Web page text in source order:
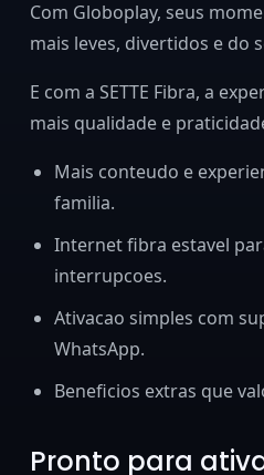
Com Globoplay, seus
mais leves, divertidos e do
E com a SETTE Fibra, a
mais qualidade e
Mais conteudo e
familia.
Internet fibra estavel
interrupcoes.
Ativacao simples com
WhatsApp.
Beneficios extras que
Pronto para